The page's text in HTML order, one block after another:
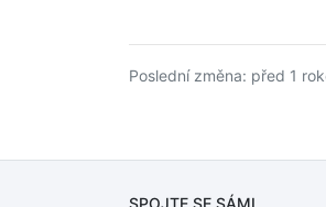
Poslední změna: před 1
SPOJTE SE SÁMI